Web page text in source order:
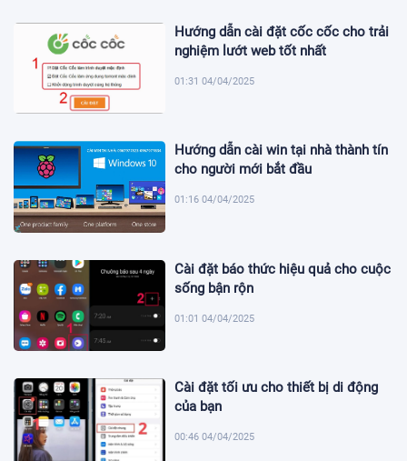
Hướng dẫn cài đặt cốc cốc cho trải
nghiệm lướt web tốt nhất
01:31 04/04/2025
Hướng dẫn cài win tại nhà thành tín
cho người mới bắt đầu
01:16 04/04/2025
Cài đặt báo thức hiệu quả cho cuộc
sống bận rộn
01:01 04/04/2025
Cài đặt tối ưu cho thiết bị di động
của bạn
00:46 04/04/2025